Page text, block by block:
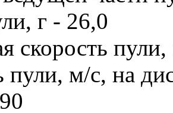
г - 26,0
скорость
пули, м/с, на